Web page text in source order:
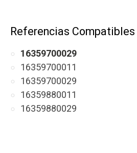
Referencias Compatibles
16359700029
16359700011
16359700029
16359880011
16359880029